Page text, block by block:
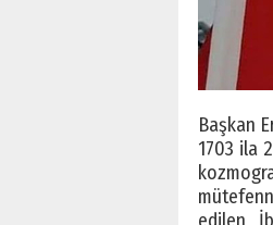
Başkan
1703 ila